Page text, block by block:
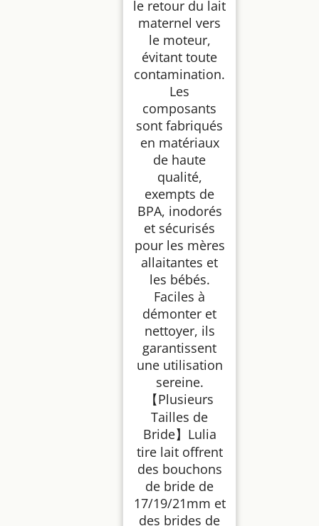
le retour du lait
maternel vers
le moteur,
évitant toute
contamination.
Les
composants
sont fabriqués
en matériaux
de haute
qualité,
exempts de
BPA, inodorés
et sécurisés
pour les mères
allaitantes et
les bébés.
Faciles à
démonter et
nettoyer, ils
garantissent
une utilisation
sereine.
【Plusieurs
Tailles de
Bride】Lulia
tire lait offrent
des bouchons
de bride de
17/19/21mm et
des brides de